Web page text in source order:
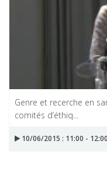
Genre et recerche en
comités d’éthiq...
10/06/2015 : 11:00 - 12:00